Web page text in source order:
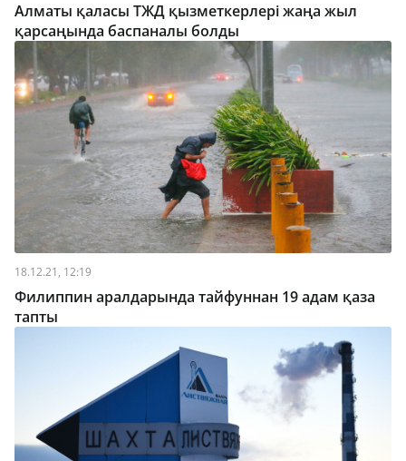
Алматы қаласы ТЖД қызметкерлері жаңа жыл
қарсаңында баспаналы болды
18.12.21, 12:19
Филиппин аралдарында тайфуннан 19 адам қаза
тапты